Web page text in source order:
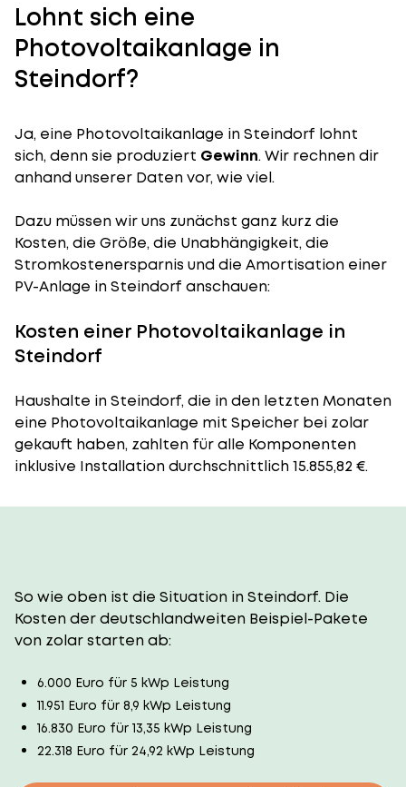
Lohnt sich eine
Photovoltaikanlage in
Steindorf?
Ja, eine Photovoltaikanlage in Steindorf lohnt
sich, denn sie produziert Gewinn. Wir rechnen dir
anhand unserer Daten vor, wie viel.
Dazu müssen wir uns zunächst ganz kurz die
Kosten, die Größe, die Unabhängigkeit, die
Stromkostenersparnis und die Amortisation einer
PV-Anlage in Steindorf anschauen:
Kosten einer Photovoltaikanlage in
Steindorf
Haushalte in Steindorf, die in den letzten Monaten
eine Photovoltaikanlage mit Speicher bei zolar
gekauft haben, zahlten für alle Komponenten
inklusive Installation durchschnittlich 15.855,82 €.
So wie oben ist die Situation in Steindorf. Die
Kosten der deutschlandweiten Beispiel-Pakete
von zolar starten ab:
6.000 Euro für 5 kWp Leistung
11.951 Euro für 8,9 kWp Leistung
16.830 Euro für 13,35 kWp Leistung
22.318 Euro für 24,92 kWp Leistung